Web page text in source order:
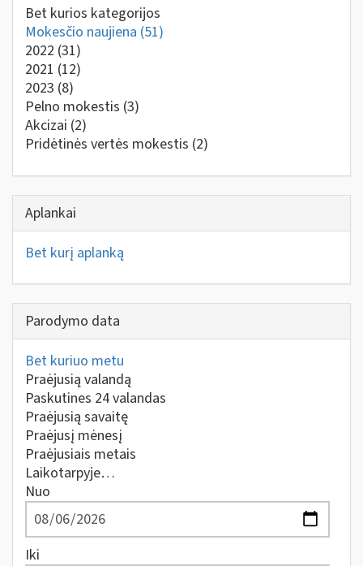
Bet kurios kategorijos
Mokesčio naujiena (51)
2022 (31)
2021 (12)
2023 (8)
Pelno mokestis (3)
Akcizai (2)
Pridėtinės vertės mokestis (2)
Aplankai
Bet kurį aplanką
Parodymo data
Bet kuriuo metu
Praėjusią valandą
Paskutines 24 valandas
Praėjusią savaitę
Praėjusį mėnesį
Praėjusiais metais
Laikotarpyje…
Nuo
Iki